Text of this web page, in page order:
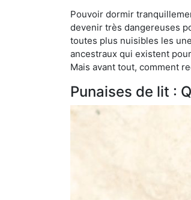
Pouvoir dormir
devenir très dangereuses
toutes plus nuisibles les
ancestraux qui existent
Mais avant tout, comment
Punaises de lit :